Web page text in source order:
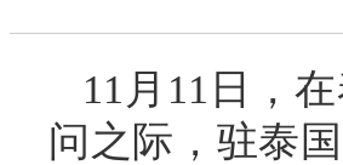
11月11日，
问之际，驻泰